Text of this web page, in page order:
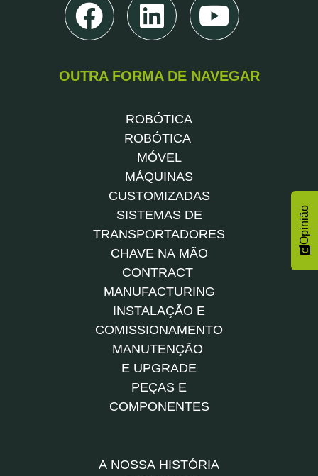
OUTRA FORMA DE NAVEGAR
ROBÓTICA
ROBÓTICA
MÓVEL
MÁQUINAS
CUSTOMIZADAS
SISTEMAS DE
TRANSPORTADORES
CHAVE NA MÃO
CONTRACT
MANUFACTURING
INSTALAÇÃO E
COMISSIONAMENTO
MANUTENÇÃO
E UPGRADE
PEÇAS E
COMPONENTES
A NOSSA HISTÓRIA
Opinião